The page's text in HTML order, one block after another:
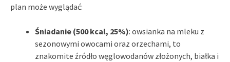
plan może wyglądać:
Śniadanie (500 kcal, 25%): owsianka na mleku z
sezonowymi owocami oraz orzechami, to
znakomite źródło węglowodanów złożonych, białka i